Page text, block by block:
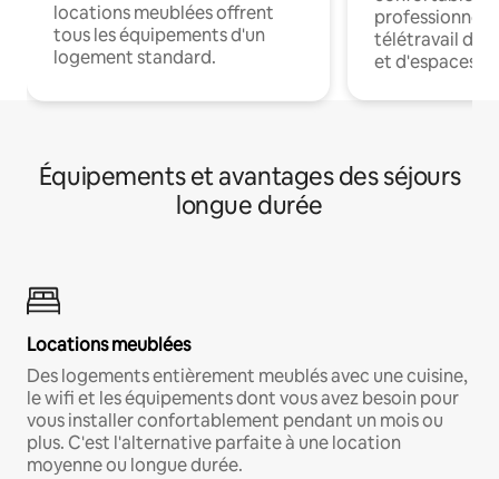
locations meublées offrent
tous les équipements d'un
logement standard.
professionnels
télétravail
et d'espaces
Équipements et avantages des séjours
longue durée
Locations meublées
Des logements entièrement meublés avec une cuisine,
le wifi et les équipements dont vous avez besoin pour
vous installer confortablement pendant un mois ou
plus. C'est l'alternative parfaite à une location
moyenne ou longue durée.